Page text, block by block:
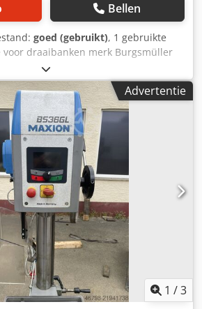
Bellen
goed (gebruikt), 1 gebruikte
draaibanken merk Burgsmüller
type L 2 serienummer 68/1724
Advertentie
1 /3